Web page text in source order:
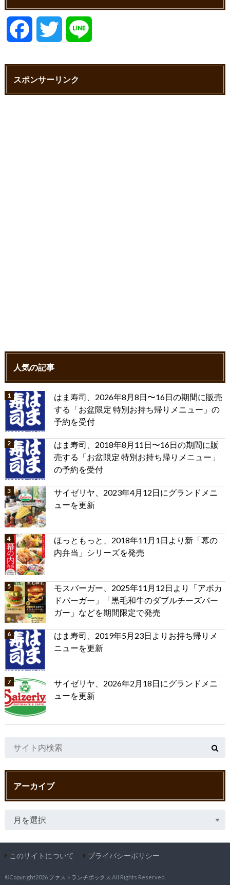
c i
スポンサーリンク
人気の記事
はま寿司、2026年8月8日〜16日の期間に販売
する「お盆限定 特別お持ち帰りメニュー」の
予約を受付
はま寿司、2018年8月11日〜16日の期間に販
売する「お盆限定 特別お持ち帰りメニュー」
の予約を受付
サイゼリヤ、2023年4月12日にグランドメニ
ューを更新
ほっともっと、2018年11月1日より新「幕の
内弁当」シリーズを発売
モスバーガー、2025年11月12日より「アボカ
ドバーガー」「黒毛和牛のダブルチーズバー
ガー」などを期間限定で発売
はま寿司、2019年5月23日よりお持ち帰りメ
ニューを更新
サイゼリヤ、2026年2月18日にグランドメニ
ューを更新
アーカイブ
このサイトについて プライバシーポリシー
©Copyright2026 ファストランチボックス .All Rights Reserved.